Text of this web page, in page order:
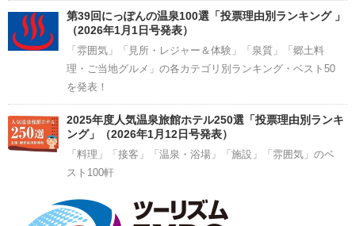
第39回にっぽんの温泉100選「投票理由別ランキング 」
（2026年1月1日号発表）
「雰囲気」「見所・レジャー＆体験」「泉質」「郷土料
理・ご当地グルメ」の各カテゴリ別ランキング・ベスト50
を発表！
2025年度人気温泉旅館ホテル250選「投票理由別ランキ
ング」（2026年1月12日号発表）
「料理」「接客」「温泉・浴場」「施設」「雰囲気」のベ
スト100軒